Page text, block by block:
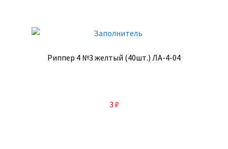
Риппер 4 №3 желтый (40шт.) ЛА-4-04
3 ₽